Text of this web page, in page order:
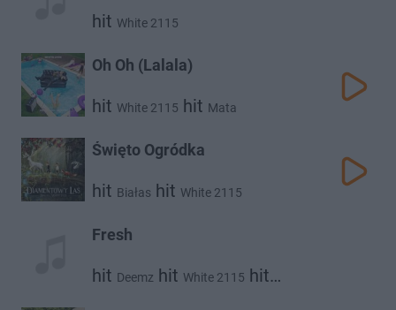
hit White 2115
Oh Oh (Lalala)
hit White 2115 hit Mata
Święto Ogródka
hit Białas hit White 2115
Fresh
hit Deemz hit White 2115 hit